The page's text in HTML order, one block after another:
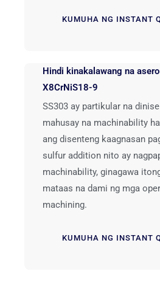
KUMUHA NG INSTANT
Hindi kinakalawang na
X8CrNiS18-9
SS303 ay partikular na
mahusay na machinability
ang disenteng kaagnasan
sulfur addition nito ay
machinability, ginagawa
mataas na dami ng mga
machining.
KUMUHA NG INSTANT